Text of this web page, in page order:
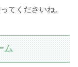
てくださいね。
ム